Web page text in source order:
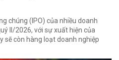
chúng (IPO) của nhiều doanh
II/2026, với sự xuất hiện của
sẽ còn hàng loạt doanh nghiệp